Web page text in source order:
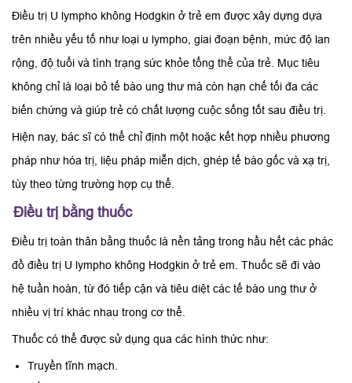
Điều trị U lympho không Hodgkin ở trẻ em được xây dựng dựa
trên nhiều yếu tố như loại u lympho, giai đoạn bệnh, mức độ lan
rộng, độ tuổi và tình trạng sức khỏe tổng thể của trẻ. Mục tiêu
không chỉ là loại bỏ tế bào ung thư mà còn hạn chế tối đa các
biến chứng và giúp trẻ có chất lượng cuộc sống tốt sau điều trị.
Hiện nay, bác sĩ có thể chỉ định một hoặc kết hợp nhiều phương
pháp như hóa trị, liệu pháp miễn dịch, ghép tế bào gốc và xạ trị,
tùy theo từng trường hợp cụ thể.
Điều trị bằng thuốc
Điều trị toàn thân bằng thuốc là nền tảng trong hầu hết các phác
đồ điều trị U lympho không Hodgkin ở trẻ em. Thuốc sẽ đi vào
hệ tuần hoàn, từ đó tiếp cận và tiêu diệt các tế bào ung thư ở
nhiều vị trí khác nhau trong cơ thể.
Thuốc có thể được sử dụng qua các hình thức như:
Truyền tĩnh mạch.